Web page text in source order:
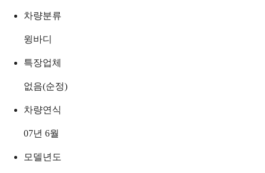
차량분류
윙바디
특장업체
없음(순정)
차량연식
07년 6월
모델년도